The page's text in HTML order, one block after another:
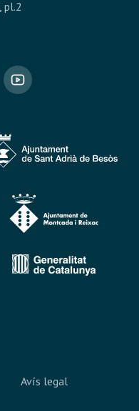
pl.2
Avís legal